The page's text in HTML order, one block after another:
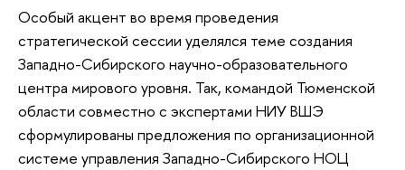
Особый акцент во время проведения
стратегической сессии уделялся теме создания
Западно-Сибирского научно-образовательного
центра мирового уровня. Так, командой Тюменской
области совместно с экспертами НИУ ВШЭ
сформулированы предложения по организационной
системе управления Западно-Сибирского НОЦ